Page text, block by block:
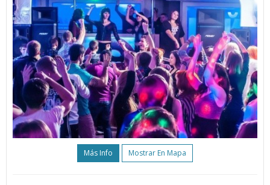
Más Info Mostrar En Mapa